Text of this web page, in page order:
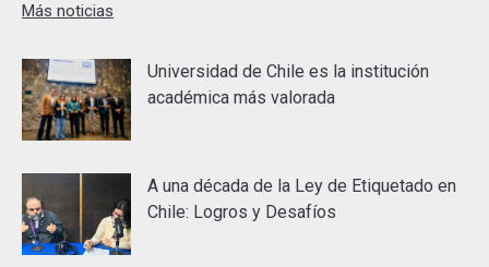
Más noticias
Universidad de Chile es la institución
académica más valorada
A una década de la Ley de Etiquetado en
Chile: Logros y Desafíos